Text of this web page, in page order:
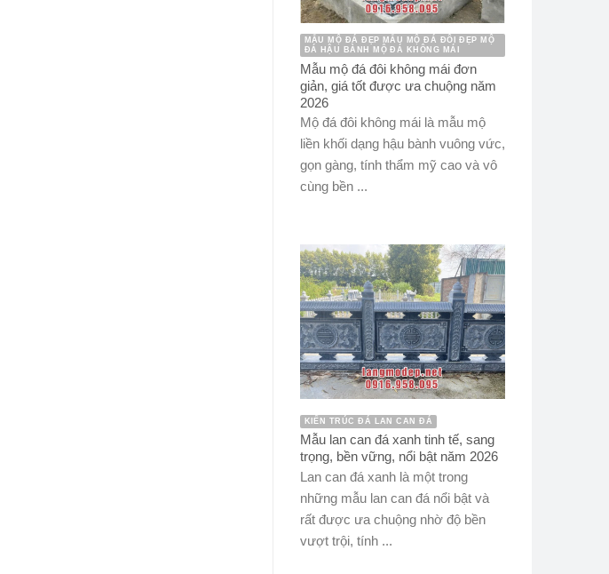
MẪU MỘ ĐÁ ĐẸP MẪU MỘ ĐÁ ĐÔI ĐẸP MỘ
ĐÁ HẬU BÀNH MỘ ĐÁ KHÔNG MÁI
Mẫu mộ đá đôi không mái đơn
giản, giá tốt được ưa chuộng năm
2026
Mộ đá đôi không mái là mẫu mộ
liền khối dạng hậu bành vuông vức,
gọn gàng, tính thẩm mỹ cao và vô
cùng bền ...
KIẾN TRÚC ĐÁ LAN CAN ĐÁ
Mẫu lan can đá xanh tinh tế, sang
trọng, bền vững, nổi bật năm 2026
Lan can đá xanh là một trong
những mẫu lan can đá nổi bật và
rất được ưa chuộng nhờ độ bền
vượt trội, tính ...